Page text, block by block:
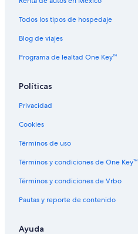
Todos los tipos de hospedaje
Blog de viajes
Programa de lealtad One Key™
Políticas
Privacidad
Cookies
Términos de uso
Términos y condiciones de One Key™
Términos y condiciones de Vrbo
Pautas y reporte de contenido
Ayuda